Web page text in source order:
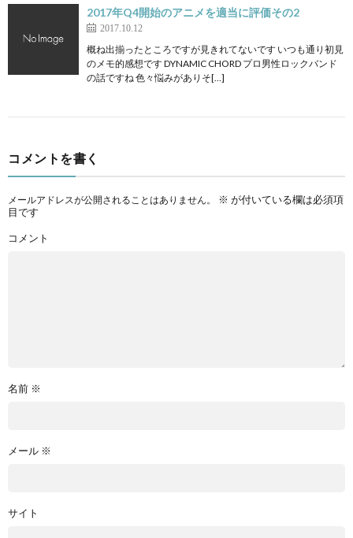
2017年Q4開始のアニメを適当に評価その2
2017.10.12
概ね出揃ったところですが見きれてないです いつも通り初見
のメモ的感想です DYNAMIC CHORD プロ男性ロックバンド
の話ですね 色々悩みがありそ[…]
コメントを書く
メールアドレスが公開されることはありません。 ※ が付いている欄は必須項
目です
コメント
名前 ※
メール ※
サイト